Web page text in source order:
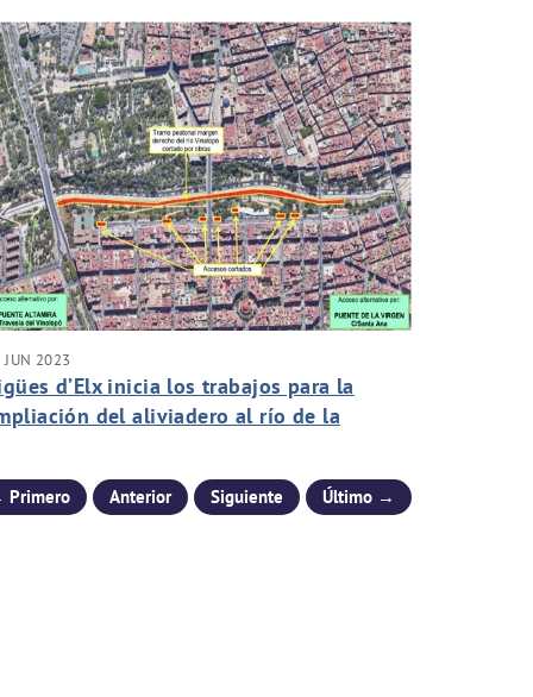
JUN 2023
d’Elx inicia los trabajos para la
del aliviadero al río de la
Anterior Siguiente Último →